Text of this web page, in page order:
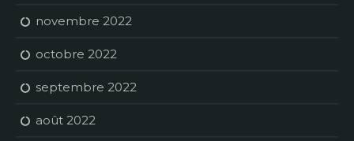
novembre 2022
octobre 2022
septembre 2022
août 2022